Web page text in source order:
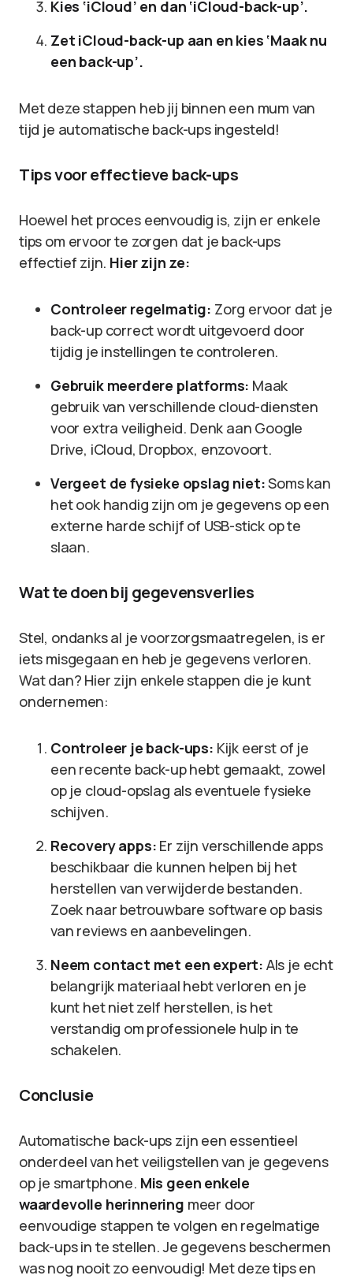
Kies ‘iCloud’ en dan ‘iCloud-back-up’.
Zet iCloud-back-up aan en kies ‘Maak nu
een back-up’.
Met deze stappen heb jij binnen een mum van
tijd je automatische back-ups ingesteld!
Tips voor effectieve back-ups
Hoewel het proces eenvoudig is, zijn er enkele
tips om ervoor te zorgen dat je back-ups
effectief zijn. Hier zijn ze:
Controleer regelmatig: Zorg ervoor dat je
back-up correct wordt uitgevoerd door
tijdig je instellingen te controleren.
Gebruik meerdere platforms: Maak
gebruik van verschillende cloud-diensten
voor extra veiligheid. Denk aan Google
Drive, iCloud, Dropbox, enzovoort.
Vergeet de fysieke opslag niet:Soms kan
het ook handig zijn om je gegevens op een
externe harde schijf of USB-stick op te
slaan.
Wat te doen bij gegevensverlies
Stel, ondanks al je voorzorgsmaatregelen, is er
iets misgegaan en heb je gegevens verloren.
Wat dan? Hier zijn enkele stappen die je kunt
ondernemen:
Controleer je back-ups: Kijk eerst of je
een recente back-up hebt gemaakt, zowel
op je cloud-opslag als eventuele fysieke
schijven.
Recovery apps: Er zijn verschillende apps
beschikbaar die kunnen helpen bij het
herstellen van verwijderde bestanden.
Zoek naar betrouwbare software op basis
van reviews en aanbevelingen.
Neem contact met een expert: Als je echt
belangrijk materiaal hebt verloren en je
kunt het niet zelf herstellen, is het
verstandig om professionele hulp in te
schakelen.
Conclusie
Automatische back-ups zijn een essentieel
onderdeel van het veiligstellen van je gegevens
op je smartphone. Mis geen enkele
waardevolle herinnering meer door
eenvoudige stappen te volgen en regelmatige
back-ups in te stellen. Je gegevens beschermen
was nog nooit zo eenvoudig! Met deze tips en